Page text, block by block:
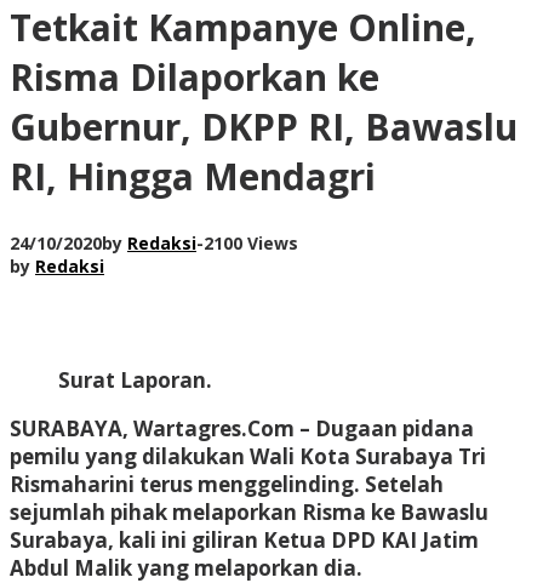
Tetkait Kampanye Online,
Risma Dilaporkan ke
Gubernur, DKPP RI, Bawaslu
RI, Hingga Mendagri
24/10/2020by Redaksi-2100 Views
by Redaksi
Surat Laporan.
SURABAYA, Wartagres.Com – Dugaan pidana
pemilu yang dilakukan Wali Kota Surabaya Tri
Rismaharini terus menggelinding. Setelah
sejumlah pihak melaporkan Risma ke Bawaslu
Surabaya, kali ini giliran Ketua DPD KAI Jatim
Abdul Malik yang melaporkan dia.